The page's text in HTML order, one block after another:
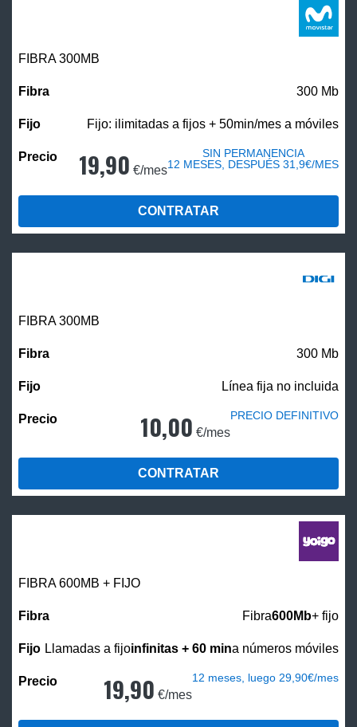
FIBRA 300MB
300 Mb
Fijo: ilimitadas a fijos + 50min/mes a móviles
19,90 €/mes
SIN PERMANENCIA
12 MESES, DESPUÉS 31,9€/MES
CONTRATAR
FIBRA 300MB
300 Mb
Línea fija no incluida
10,00 €/mes
PRECIO DEFINITIVO
CONTRATAR
FIBRA 600MB + FIJO
Fibra600Mb+ fijo
Llamadas a fijoinfinitas + 60 mina números móviles
19,90 €/mes
12 meses, luego 29,90€/mes